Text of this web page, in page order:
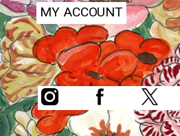
MY ACCOUNT